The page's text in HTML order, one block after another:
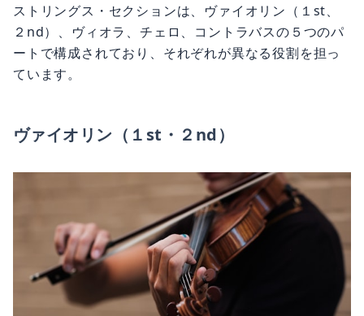
ストリングス・セクションは、ヴァイオリン（１st、
２nd）、ヴィオラ、チェロ、コントラバスの５つのパ
ートで構成されており、それぞれが異なる役割を担っ
ています。
ヴァイオリン（１st・２nd）